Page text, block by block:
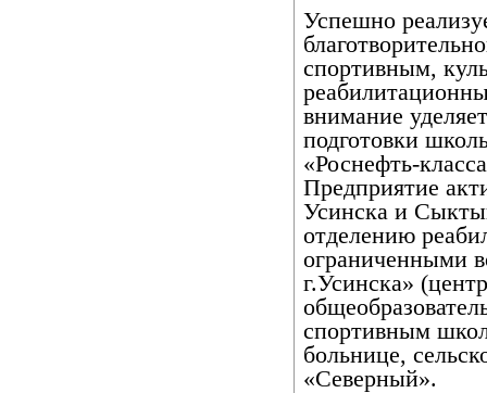
Успешно
спортивным,
внимание
подготовки
«Роснефть-
Предприятие
Усинска и
отделению
ограниченными
г.Усинска»
спортивным
больнице,
«Северный».